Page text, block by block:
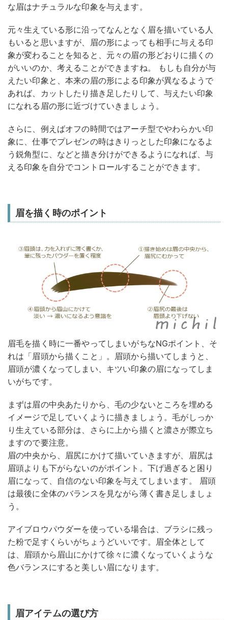
な眉はナチュラルな印象を与えます。
元々生えている形に沿ってなんとなく眉を描いている人
もいると思いますが、眉の形によっても相手に与える印
象が変わることを知ると、元々の眉の形どおりに描くの
がいいのか、考えることができますね。 もしも自分が与
えたい印象と、本来の眉の形による印象が異なるようで
あれば、カットしたり描き足したりして、与えたい印象
になれる眉の形に近づけていきましょう。
さらに、例えばオフの時間ではアーチ型でやわらかい印
象に、仕事でプレゼンの時はきりっとした印象になるよ
う鋭角型に、などと描き分けができるようになれば、与
える印象を自分でコントロールすることができます。
眉を描く時のポイント
眉毛を描く時に一番やってしまいがちなNGポイント、そ
れは「眉頭から描くこと」。眉頭から描いてしまうと、
眉頭が濃くなってしまい、キツい印象の眉になってしま
いがちです。
まずは眉の中央あたりから、毛の少ないところを埋める
イメージで足していくように描きましょう。毛がしっか
り生えている部分は、さらに上から描くと濃さが際立ち
ますので要注意。
眉の中央から、眉尻にかけて描いていきますが、眉尻は
眉頭よりも下がらないのがポイント。下げ過ぎると困り
眉になって、自信のない印象を与えてしまいます。 眉頭
は最後に全体のバランスを見ながら薄く書き足しましょ
う。
アイブロウパウダーを使っている場合は、ブラシに残っ
た粉で足すくらいがちょうどいいです。眉全体として
は、眉頭から眉山にかけて徐々に濃くなっていくような
色バランスにすると美しい眉になります。
眉アイテムの選び方